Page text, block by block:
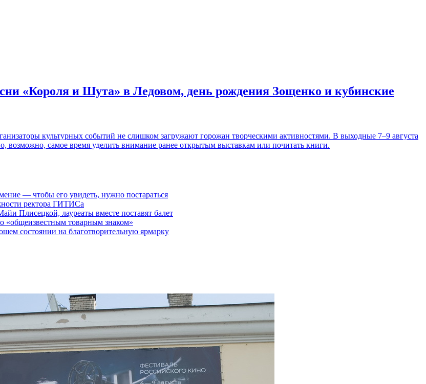
«Короля и Шута» в Ледовом, день рождения Зощенко и кубинские
культурных событий не слишком загружают горожан творческими активностями. В выходные 7–9 августа
самое время уделить внимание ранее открытым выставкам или почитать книги.
— чтобы его увидеть, нужно постараться
ректора ГИТИСа
Плисецкой, лауреаты вместе поставят балет
«общеизвестным товарным знаком»
состоянии на благотворительную ярмарку